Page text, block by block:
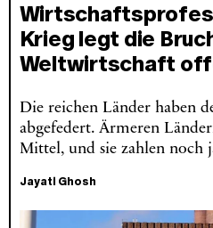
Krieg legt die
Weltwirtschaft
Die reichen Länder haben
abgefedert. Ärmeren
Mittel, und sie zahlen noch
Jayati Ghosh